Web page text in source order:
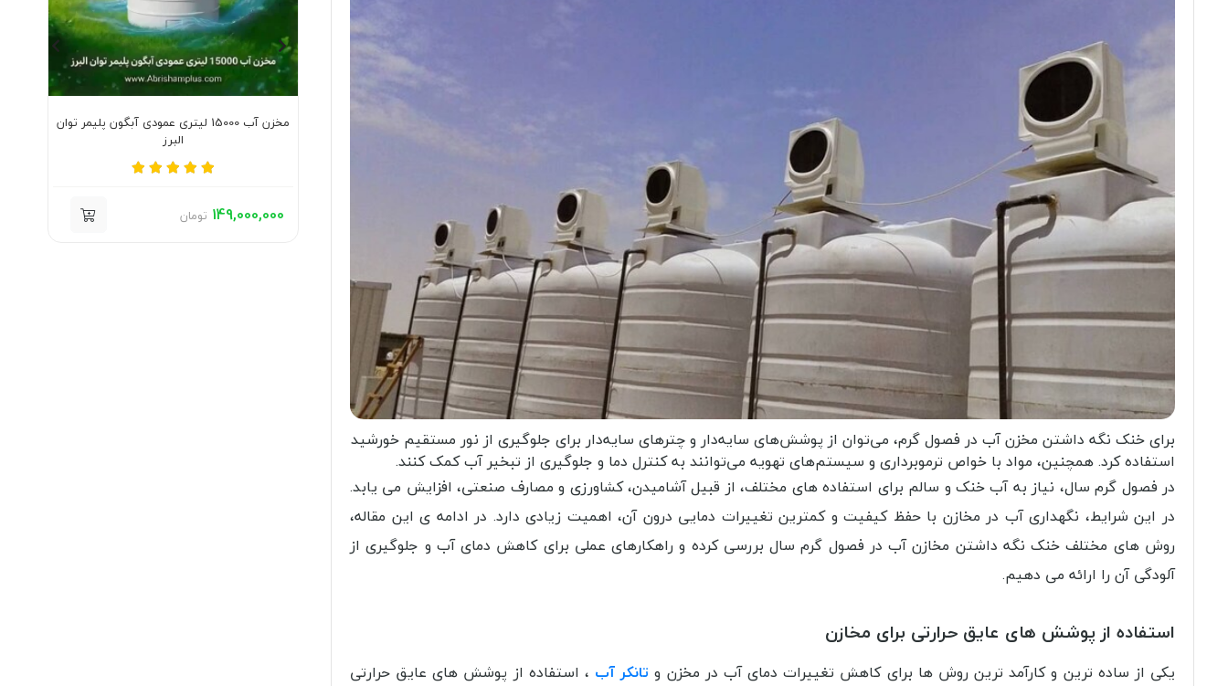
برای خنک نگه داشتن مخزن آب در فصول گرم، می‌توان از پوشش‌های سایه‌دار و چترهای سایه‌دار برای جلوگیری از نور مستقیم خورشید
استفاده کرد. همچنین، مواد با خواص ترموبرداری و سیستم‌های تهویه می‌توانند به کنترل دما و جلوگیری از تبخیر آب کمک کنند.
در فصول گرم سال، نیاز به آب خنک و سالم برای استفاده‌ های مختلف، از قبیل آشامیدن، کشاورزی و مصارف صنعتی، افزایش می‌ یابد.
در این شرایط، نگهداری آب در مخازن با حفظ کیفیت و کمترین تغییرات دمایی درون آن، اهمیت زیادی دارد. در ادامه ی این مقاله،
روش‌ های مختلف خنک نگه داشتن مخازن آب در فصول گرم سال بررسی کرده و راهکارهای عملی برای کاهش دمای آب و جلوگیری از
آلودگی آن را ارائه می دهیم.
استفاده از پوشش‌ های عایق حرارتی برای مخازن
یکی از ساده‌ ترین و کارآمد ترین روش‌ ها برای کاهش تغییرات دمای آب در مخزن و تانکر آب ، استفاده از پوشش‌ های عایق حرارتی
14,500,000 تومان
330,000,000
189,000,000
149,000,000 تومان
مخزن آب 10000 لیتری عمودی آبگون پلیمر توان
البرز
105,000,000 تومان